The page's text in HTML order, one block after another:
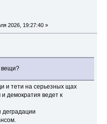
2026, 19:27:40 »
вещи?
и тети на серьезных щах
демократия ведет к
деградации